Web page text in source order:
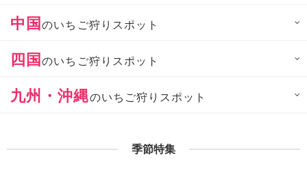
中国のいちご狩りスポット
四国のいちご狩りスポット
九州・沖縄のいちご狩りスポット
季節特集